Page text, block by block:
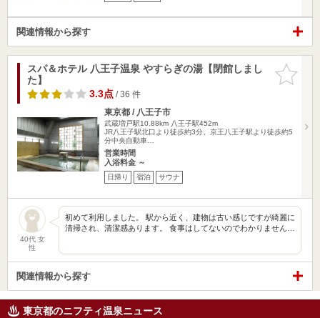
関連情報から探す
お気に入
りに追加
スパ＆ホテル 八王子温泉 やすらぎの湯【閉館しまし
た】
3.3点/ 36 件
東京都 / 八王子市
武蔵増戸駅10.88km 八王子駅452m
JR八王子駅北口より徒歩約3分、京王八王子駅より徒歩約5
分中央自動車…
営業時間
入浴料金 ～
日帰り 宿泊 サウナ
40代 女
性
初めて利用しました。 駅から近く、建物は古い感じですが綺麗に
清掃され、清潔感あります。 食事はしてないのでわかりません…
関連情報から探す
東京都のニフティ温泉ニュース